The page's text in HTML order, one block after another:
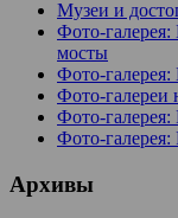
Музеи и
Фото-
мосты
Фото-галерея:
Фото-галереи
Фото-
Фото-галерея:
Архивы